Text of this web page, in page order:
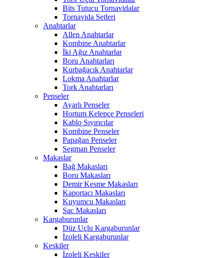
Bits Tutucu Tornavidalar
Tornavida Setleri
Anahtarlar
Allen Anahtarlar
Kombine Anahtarlar
İki Ağız Anahtarlar
Boru Anahtarları
Kurbağacık Anahtarlar
Lokma Anahtarlar
Tork Anahtarları
Penseler
Ayarlı Penseler
Hortum Kelepçe Penseleri
Kablo Sıyırıcılar
Kombine Penseler
Papağan Penseler
Segman Penseler
Makaslar
Bağ Makasları
Boru Makasları
Demir Kesme Makasları
Kaportacı Makasları
Kuyumcu Makasları
Sac Makasları
Kargaburunlar
Düz Uçlu Kargaburunlar
İzoleli Kargaburunlar
Keskiler
İzoleli Keskiler